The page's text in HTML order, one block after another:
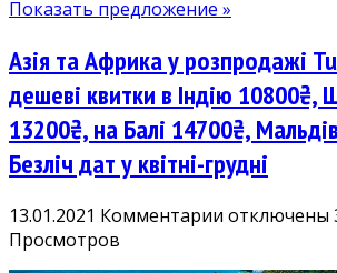
Показать предложение »
Азія та Африка у розпродажі
дешеві квитки в Індію 10800₴,
13200₴, на Балі 14700₴,
Безліч дат у квітні-грудні
13.01.2021 Комментарии котключены
Просмотров